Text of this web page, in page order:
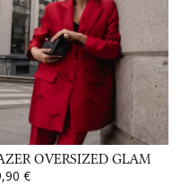
OVERSIZED GLAM
€